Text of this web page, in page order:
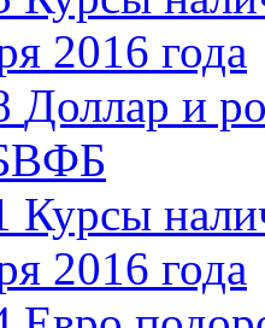
2016 года
Доллар и
Курсы
2016 года